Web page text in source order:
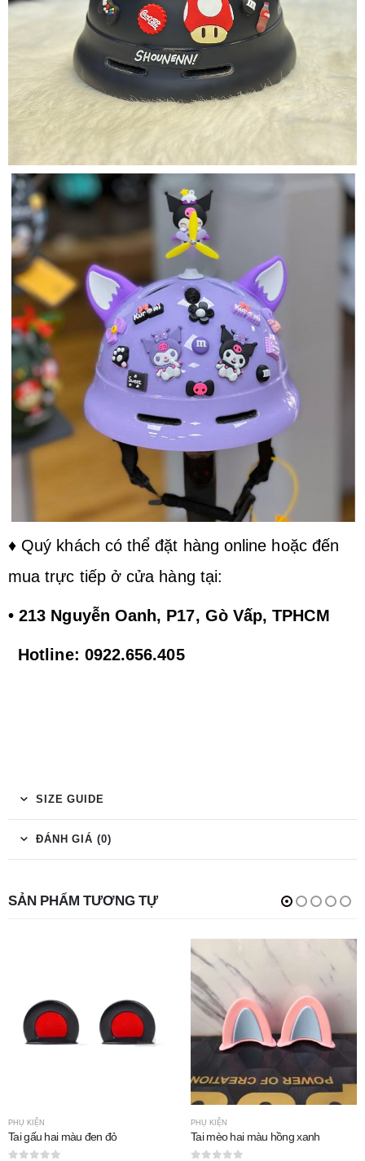
♦ Quý khách có thể đặt hàng online hoặc đến
mua trực tiếp ở cửa hàng tại:
• 213 Nguyễn Oanh, P17, Gò Vấp, TPHCM
Hotline: 0922.656.405
SIZE GUIDE
ĐÁNH GIÁ (0)
SẢN PHẨM TƯƠNG TỰ
PHỤ KIỆN
Tai gấu hai màu đen đỏ
PHỤ KIỆN
Tai mèo hai màu hồng xanh